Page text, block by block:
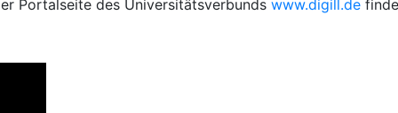
Portalseite des Universitätsverbunds www.digill.de